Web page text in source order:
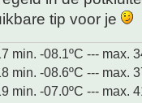
tip voor je
min. -08.1ºC --- max.
min. -08.6ºC --- max.
min. -07.0ºC --- max.